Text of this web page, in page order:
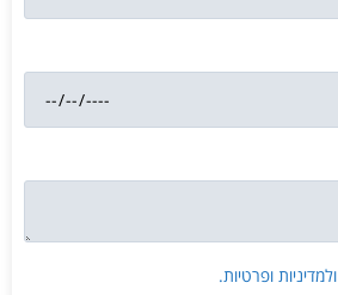
ולמדיניות ופרטיות.